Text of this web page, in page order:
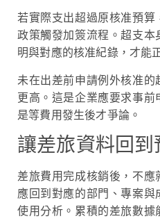
若實際支出超過原核准預算
政策觸發加簽流程。超支
明與對應的核准紀錄，才能
未在出差前申請例外核准
更高。這是企業應要求事
是等費用發生後才爭論。
讓差旅資料回到
差旅費用完成核銷後，不
應回到對應的部門、專案
使用分析。累積的差旅數